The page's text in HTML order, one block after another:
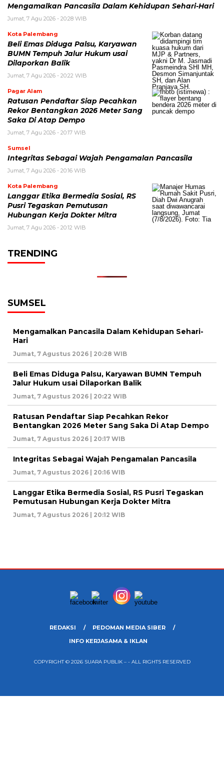
Mengamalkan Pancasila Dalam Kehidupan Sehari-Hari
Jumat, 7 Agu 2026 - 20:28 WIB
Kota Palembang
Beli Emas Diduga Palsu, Karyawan
BUMN Tempuh Jalur Hukum usai
Dilaporkan Balik
Jumat, 7 Agu 2026 - 20:22 WIB
Pagar Alam
Ratusan Pendaftar Siap Pecahkan
Rekor Bentangkan 2026 Meter Sang
Saka Di Atap Dempo
Jumat, 7 Agu 2026 - 20:17 WIB
Sumsel
Integritas Sebagai Wajah Pengamalan Pancasila
Jumat, 7 Agu 2026 - 20:16 WIB
Kota Palembang
Langgar Etika Bermedia Sosial, RS
Pusri Tegaskan Pemutusan
Hubungan Kerja Dokter Mitra
Jumat, 7 Agu 2026 - 20:12 WIB
TRENDING
SUMSEL
Mengamalkan Pancasila Dalam Kehidupan Sehari-
Hari
Jumat, 7 Agustus 2026 | 20:28 WIB
Beli Emas Diduga Palsu, Karyawan BUMN Tempuh
Jalur Hukum usai Dilaporkan Balik
Jumat, 7 Agustus 2026 | 20:22 WIB
Ratusan Pendaftar Siap Pecahkan Rekor
Bentangkan 2026 Meter Sang Saka Di Atap Dempo
Jumat, 7 Agustus 2026 | 20:17 WIB
Integritas Sebagai Wajah Pengamalan Pancasila
Jumat, 7 Agustus 2026 | 20:16 WIB
Langgar Etika Bermedia Sosial, RS Pusri Tegaskan
Pemutusan Hubungan Kerja Dokter Mitra
Jumat, 7 Agustus 2026 | 20:12 WIB
REDAKSI
PEDOMAN MEDIA SIBER
INFO KERJASAMA & IKLAN
COPYRIGHT © 2026 SUARA PUBLIK – - ALL RIGHTS RESERVED